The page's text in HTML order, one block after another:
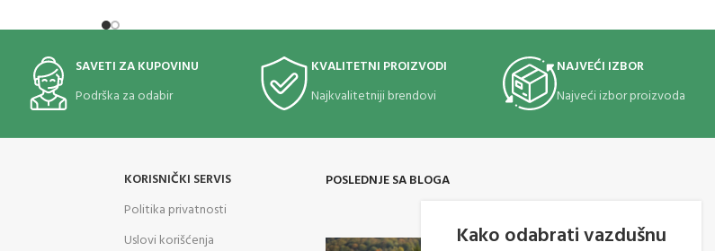
SAVETI ZA KUPOVINU
Podrška za odabir
KVALITETNI PROIZVODI
Najkvalitetniji brendovi
NAJVEĆI IZBOR
Najveći izbor proizvoda
KORISNIČKI SERVIS
Politika privatnosti
Uslovi korišćenja
POSLEDNJE SA BLOGA
Kako odabrati vazdušnu